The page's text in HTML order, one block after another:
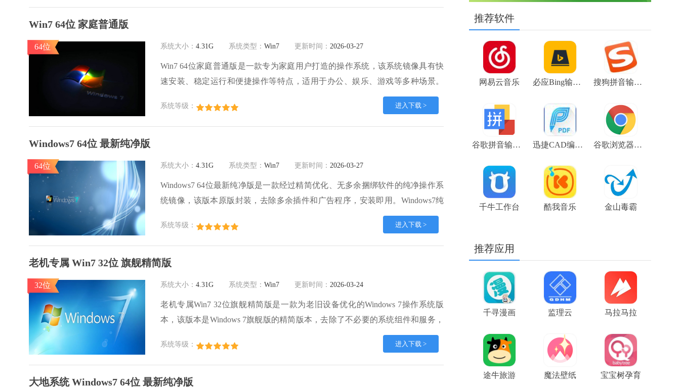
Win7 64位 家庭普通版
64位 系统大小： 4.31G 系统类型： Win7 更新时间： 2026-03-27
Win7 64位家庭普通版是一款专为家庭用户打造的操作系统，该系统镜像具有快
速安装、稳定运行和便捷操作等特点，适用于办公、娱乐、游戏等多种场景。
Win7家庭普通版ISO镜像兼容性强，支持丰富的软件和硬件，系统优化后，安装
过程简洁、无缝，节省用户时间。
系统等级： 进入下载 >
Windows7 64位 最新纯净版
64位 系统大小： 4.31G 系统类型： Win7 更新时间： 2026-03-27
Windows7 64位最新纯净版是一款经过精简优化、无多余捆绑软件的纯净操作系
统镜像，该版本原版封装，去除多余插件和广告程序，安装即用。Windows7纯
净版系统镜像优化启动项和服务，提升运行效率和响应速度，支持市面大部分主
板和设备驱动，即插即用。
系统等级： 进入下载 >
老机专属 Win7 32位 旗舰精简版
32位 系统大小： 4.31G 系统类型： Win7 更新时间： 2026-03-24
老机专属Win7 32位旗舰精简版是一款为老旧设备优化的Windows 7操作系统版
本，该版本是Windows 7旗舰版的精简版本，去除了不必要的系统组件和服务，
能够在资源受限的硬件上流畅运行，提供稳定的操作体验。Windows7旗舰版系
统镜像经过精简和优化，系统运行更加稳定，减少了崩溃、卡顿等问题，适合长
时间使用。
系统等级： 进入下载 >
大地系统 Windows7 64位 最新纯净版
推荐软件
网易云音乐 必应Bing输入法 搜狗拼音输入法
谷歌拼音输入法3.0 迅捷CAD编辑器软件 谷歌浏览器稳定版 stable 104.0.5112.81 chrome下载
千牛工作台 酷我音乐 金山毒霸
推荐应用
千寻漫画 监理云 马拉马拉
途牛旅游 魔法壁纸 宝宝树孕育